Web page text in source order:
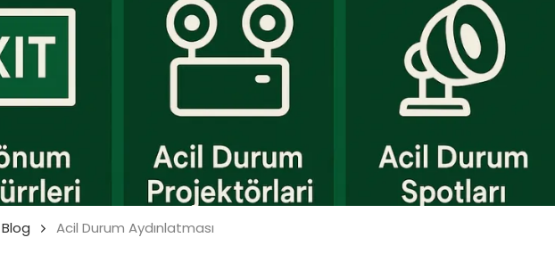
Blog Acil Durum Aydınlatması